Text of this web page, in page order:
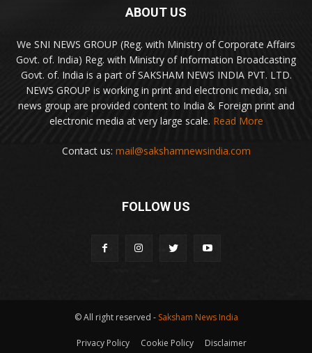
ABOUT US
We SNI NEWS GROUP (Reg. with Ministry of Corporate Affairs
Govt. of. India) Reg. with Ministry of Information Broadcasting
Govt. of. India is a part of SAKSHAM NEWS INDIA PVT. LTD.
NEWS GROUP is working in print and electronic media, sni
news group are provided content to India & Foreign print and
electronic media at very large scale. Read More
Contact us: mail@sakshamnewsindia.com
FOLLOW US
© All right reserved - Saksham News India
Privacy Policy Cookie Policy Disclaimer